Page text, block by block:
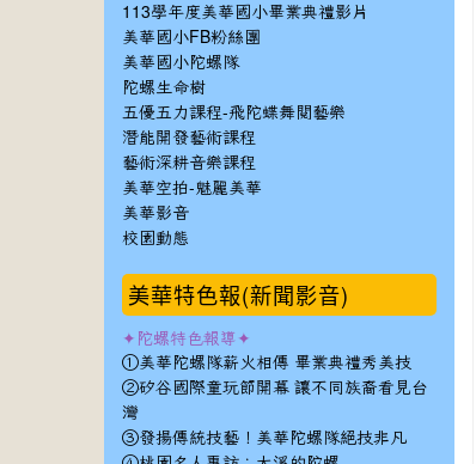
113學年度美華國小畢業典禮影片
美華國小FB粉絲團
美華國小陀螺隊
陀螺生命樹
五優五力課程-飛陀蝶舞閱藝樂
潛能開發藝術課程
藝術深耕音樂課程
美華空拍-魅麗美華
美華影音
校園動態
美華特色報(新聞影音)
✦陀螺特色報導✦
①美華陀螺隊薪火相傳 畢業典禮秀美技
②矽谷國際童玩節開幕 讓不同族裔看見台
灣
③發揚傳統技藝！美華陀螺隊絕技非凡